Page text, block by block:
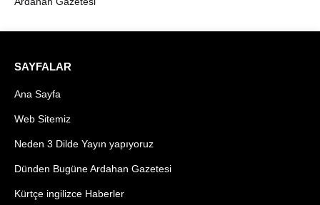
SAYFALAR
Ana Sayfa
Web Sitemiz
Neden 3 Dilde Yayın yapıyoruz
Dünden Bugüne Ardahan Gazetesi
Kürtçe ingilizce Haberler